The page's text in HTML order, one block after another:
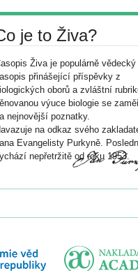
je to Živa?
Živa je populárně vědecký
přinášející příspěvky z
oborů a zvláštní
výuce biologie se
nejnovější poznatky.
na odkaz svého
Evangelisty Purkyně.
nepřetržitě od roku 1953.